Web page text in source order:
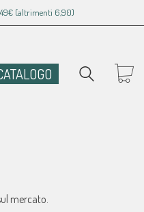
49€ (altrimenti 6,90)
mercato.